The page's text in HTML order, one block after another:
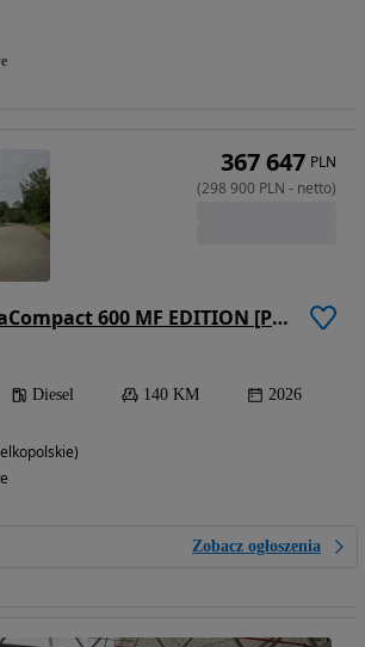
Weinsberg CaraCompact 600 MF EDITION [PEPPER] model 2027!
Diesel 140 KM 2026
Zobacz ogłoszenia
367 647 PLN
(298 900 PLN - netto)